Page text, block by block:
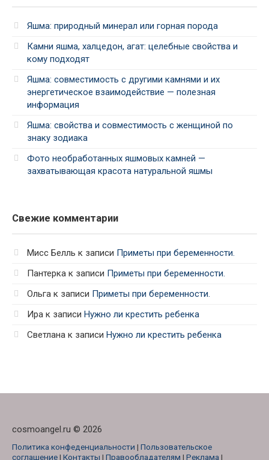
Яшма: природный минерал или горная порода
Камни яшма, халцедон, агат: целебные свойства и
кому подходят
Яшма: совместимость с другими камнями и их
энергетическое взаимодействие — полезная
информация
Яшма: свойства и совместимость с женщиной по
знаку зодиака
Фото необработанных яшмовых камней —
захватывающая красота натуральной яшмы
Свежие комментарии
Мисс Белль к записи Приметы при беременности.
Пантерка к записи Приметы при беременности.
Ольга к записи Приметы при беременности.
Ира к записи Нужно ли крестить ребенка
Светлана к записи Нужно ли крестить ребенка
cosmoangel.ru © 2026
Политика конфеденциальности | Пользовательское
соглашение| Контакты | Правообладателям | Реклама|